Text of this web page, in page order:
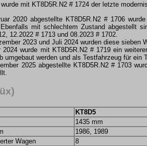
wurde mit KT8D5R.N2 # 1724 der letzte
2020 abgestellte KT8D5R.N2 # 1706
mit schlechtem Zustand abgestellt
12.2022 # 1713 und 08.2023 # 1702.
2023 und Juli 2024 wurden diese sieben
2024 wurde mit KT8D5R.N2 # 1719 ein
umgebaut werden und als Testfahrzeug für ein
2025 abgestellte KT8D5R.N2 # 1703
KT8D5
1435 mm
1986, 1989
Wagen
8